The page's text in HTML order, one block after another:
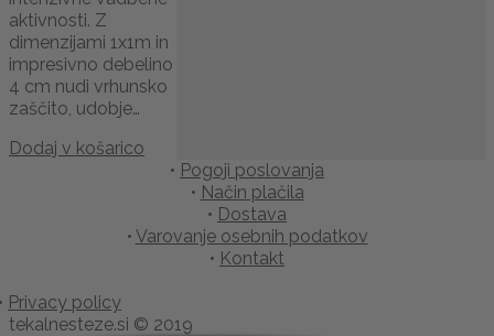
aktivnosti. Z
dimenzijami 1x1m in
impresivno debelino
4 cm nudi vrhunsko
zaščito, udobje…
Dodaj v košarico
• Pogoji poslovanja
• Način plačila
• Dostava
• Varovanje osebnih podatkov
• Kontakt
Privacy policy
tekalnesteze.si © 2019